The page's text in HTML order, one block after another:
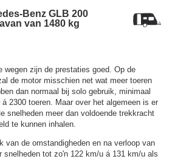
Benz GLB 200
van 1480 kg
wegen zijn de prestaties goed. Op de
de motor misschien net wat meer toeren
dan normaal bij solo gebruik, minimaal
á 2300 toeren. Maar over het algemeen is er
snelheden meer dan voldoende trekkracht
te kunnen inhalen.
van de omstandigheden en na verloop van
snelheden tot zo'n 122 km/u á 131 km/u als